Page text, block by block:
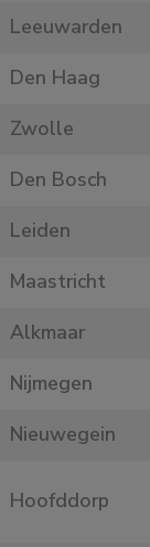
Leeuwarden
Den Haag
Zwolle
Den Bosch
Leiden
Maastricht
Alkmaar
Nijmegen
Nieuwegein
Hoofddorp